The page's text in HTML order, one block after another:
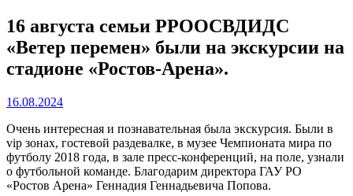
16 августа семьи РРООСВДИДС
«Ветер перемен» были на экскурсии на
стадионе «Ростов-Арена».
16.08.2024
Очень интересная и познавательная была экскурсия. Были в
vip зонах, гостевой раздевалке, в музее Чемпионата мира по
футболу 2018 года, в зале пресс-конференций, на поле, узнали
о футбольной команде. Благодарим директора ГАУ РО
«Ростов Арена» Геннадия Геннадьевича Попова.